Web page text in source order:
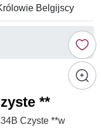
Belgijscy
**
Czyste **w